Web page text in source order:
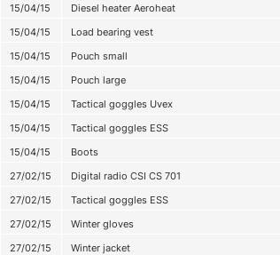
15/04/15
Diesel heater Aeroheat
15/04/15
Load bearing vest
15/04/15
Pouch small
15/04/15
Pouch large
15/04/15
Tactical goggles Uvex
15/04/15
Tactical goggles ESS
15/04/15
Boots
27/02/15
Digital radio CSI CS 701
27/02/15
Tactical goggles ESS
27/02/15
Winter gloves
27/02/15
Winter jacket